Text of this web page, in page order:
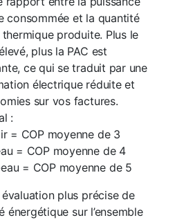
consommée et la quantité
thermique produite. Plus le
plus la PAC est
ce qui se traduit par une
électrique réduite et
sur vos factures.
:
= COP moyenne de 3
= COP moyenne de 4
= COP moyenne de 5
évaluation plus précise de
énergétique sur l’ensemble